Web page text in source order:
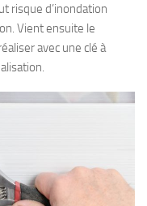
risque d’inondation
Vient ensuite le
avec une clé à